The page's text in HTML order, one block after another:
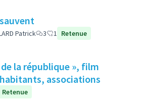
Patrick 3 1 Retenue
la république », film
associations
Retenue